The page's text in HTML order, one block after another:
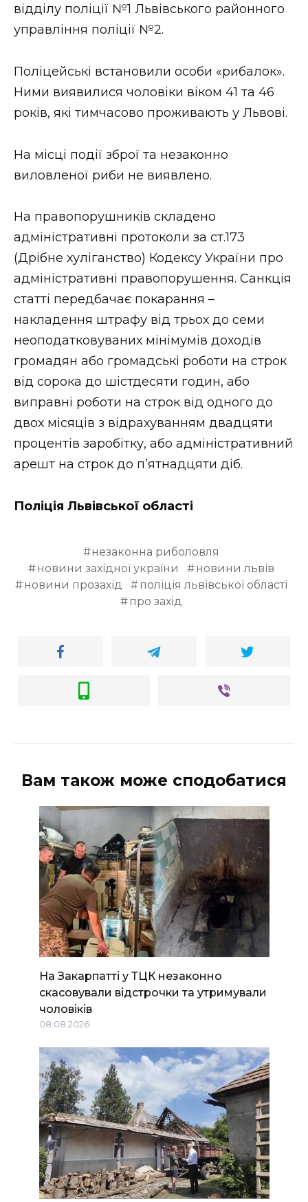
відділу поліції №1 Львівського районного
управління поліції №2.
Поліцейські встановили особи «рибалок».
Ними виявилися чоловіки віком 41 та 46
років, які тимчасово проживають у Львові.
На місці події зброї та незаконно
виловленої риби не виявлено.
На правопорушників складено
адміністративні протоколи за ст.173
(Дрібне хуліганство) Кодексу України про
адміністративні правопорушення. Санкція
статті передбачає покарання –
накладення штрафу від трьох до семи
неоподатковуваних мінімумів доходів
громадян або громадські роботи на строк
від сорока до шістдесяти годин, або
виправні роботи на строк від одного до
двох місяців з відрахуванням двадцяти
процентів заробітку, або адміністративний
арешт на строк до п’ятнадцяти діб.
Поліція Львівської області
незаконна риболовля
новини західної україни
новини львів
новини прозахід
поліція львівської області
про захід
Вам також може сподобатися
На Закарпатті у ТЦК незаконно
скасовували відстрочки та утримували
чоловіків
08.08.2026